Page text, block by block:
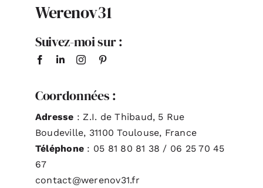
Werenov31
Suivez-moi sur :
Coordonnées :
Adresse : Z.I. de Thibaud, 5 Rue
Boudeville, 31100 Toulouse, France
Téléphone : 05 81 80 81 38 / 06 25 70 45
67
contact@werenov31.fr
S’ABONNER